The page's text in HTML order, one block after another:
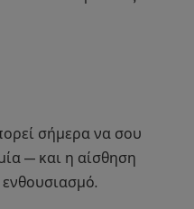
σήμερα να σου
— και η αίσθηση